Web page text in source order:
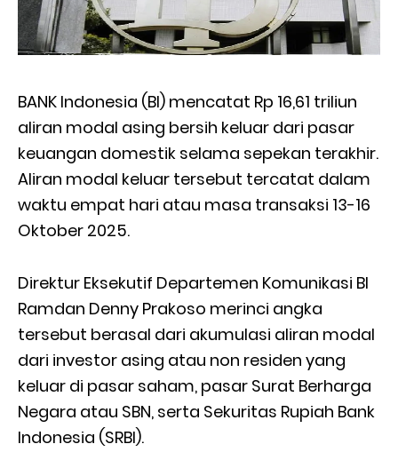
BANK Indonesia (BI) mencatat Rp 16,61 triliun
aliran modal asing bersih keluar dari pasar
keuangan domestik selama sepekan terakhir.
Aliran modal keluar tersebut tercatat dalam
waktu empat hari atau masa transaksi 13-16
Oktober 2025.
Direktur Eksekutif Departemen Komunikasi BI
Ramdan Denny Prakoso merinci angka
tersebut berasal dari akumulasi aliran modal
dari investor asing atau non residen yang
keluar di pasar saham, pasar Surat Berharga
Negara atau SBN, serta Sekuritas Rupiah Bank
Indonesia (SRBI).